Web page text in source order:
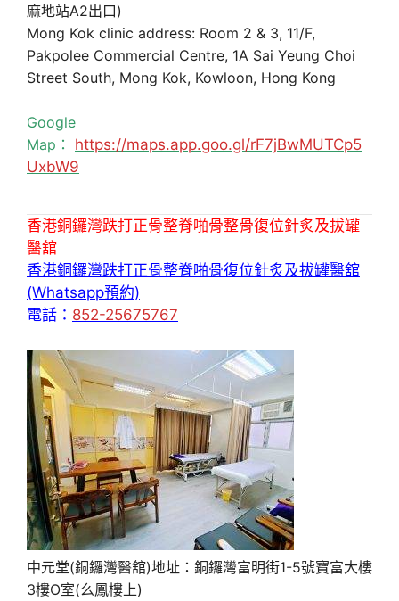
麻地站A2出口)
Mong Kok clinic address: Room 2 & 3, 11/F,
Pakpolee Commercial Centre, 1A Sai Yeung Choi
Street South, Mong Kok, Kowloon, Hong Kong
Google
Map： https://maps.app.goo.gl/rF7jBwMUTCp5
UxbW9
香港銅鑼灣跌打正骨整脊啪骨整骨復位針炙及拔罐
醫舘
香港銅鑼灣跌打正骨整脊啪骨復位針炙及拔罐醫舘
(Whatsapp預約)
電話： 852-25675767
中元堂(銅鑼灣醫舘)地址：銅鑼灣富明街1-5號寶富大樓
3樓O室(么鳳樓上)